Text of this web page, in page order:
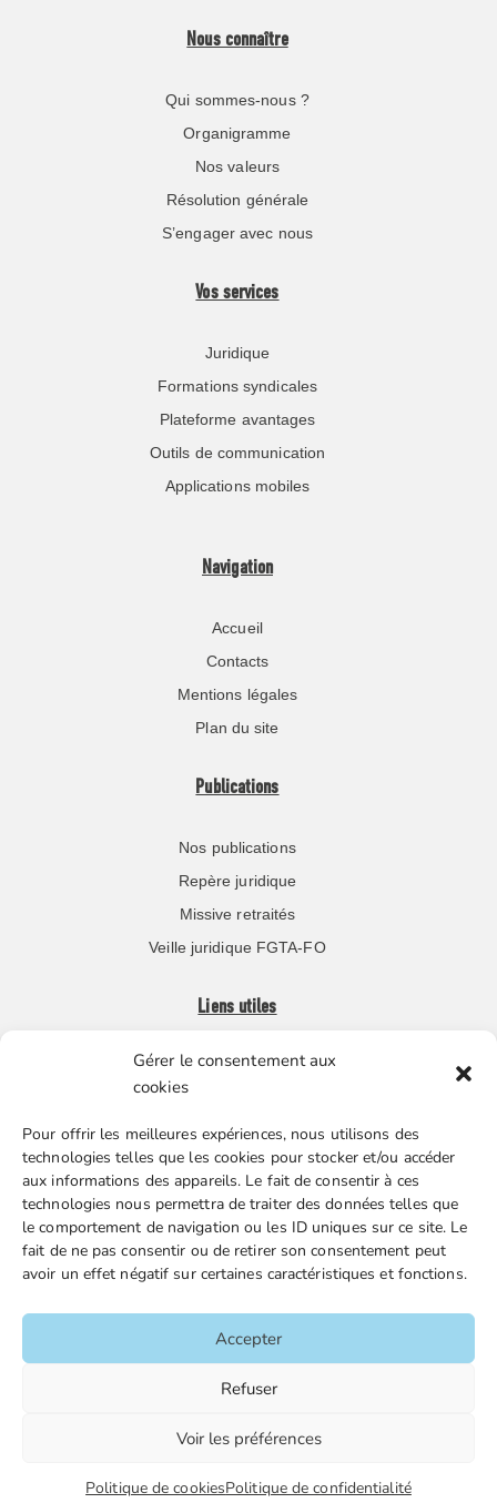
Gérer le consentement aux
cookies
Pour offrir les meilleures expériences, nous utilisons des
technologies telles que les cookies pour stocker et/ou accéder
aux informations des appareils. Le fait de consentir à ces
technologies nous permettra de traiter des données telles que
le comportement de navigation ou les ID uniques sur ce site. Le
fait de ne pas consentir ou de retirer son consentement peut
avoir un effet négatif sur certaines caractéristiques et fonctions.
Accepter
Refuser
Voir les préférences
Politique de cookiesPolitique de confidentialité
Nous connaître
Qui sommes-nous ?
Organigramme
Nos valeurs
Résolution générale
S’engager avec nous
Vos services
Juridique
Formations syndicales
Plateforme avantages
Outils de communication
Applications mobiles
Navigation
Accueil
Contacts
Mentions légales
Plan du site
Publications
Nos publications
Repère juridique
Missive retraités
Veille juridique FGTA-FO
Liens utiles
Boutique en ligne
Nos partenaires
Gestion des cookies
FGTA-FO / 15 avenue Victor Hugo – 92170 Vanves / 01 86
Accueil
Contacts
Mentions légales
Plan du site